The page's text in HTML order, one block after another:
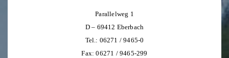
Parallelweg 1
D – 69412 Eberbach
Tel.: 06271 / 9465-0
Fax: 06271 / 9465-299